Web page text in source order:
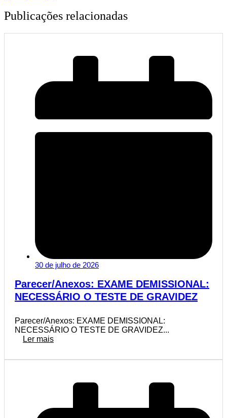
Publicações relacionadas
30 de julho de 2026
Parecer/Anexos: EXAME DEMISSIONAL:
NECESSÁRIO O TESTE DE GRAVIDEZ
Parecer/Anexos: EXAME DEMISSIONAL:
NECESSÁRIO O TESTE DE GRAVIDEZ...
Ler mais